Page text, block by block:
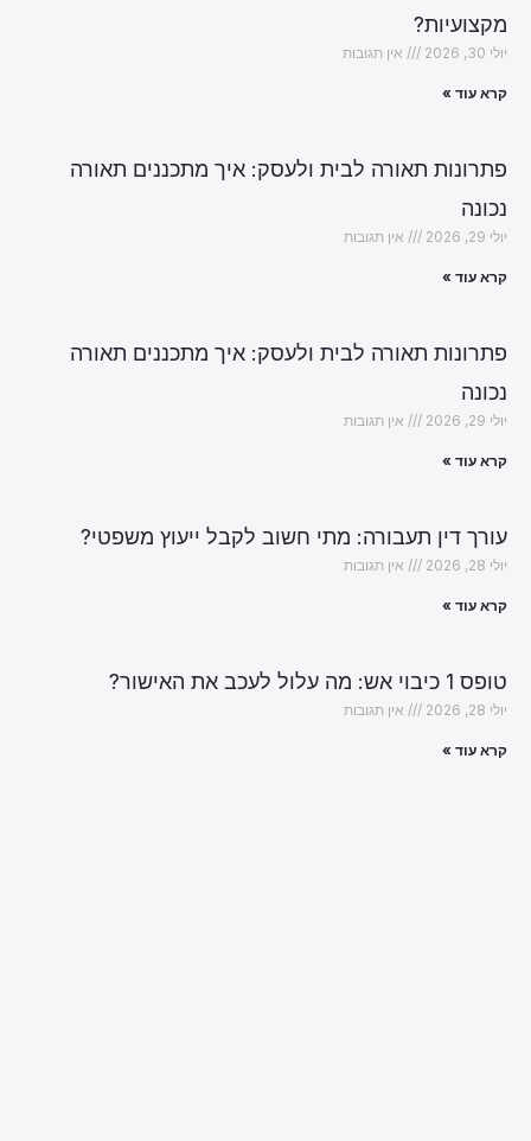
מקצועיות?
יולי 30, 2026 אין תגובות
קרא עוד »
פתרונות תאורה לבית ולעסק: איך מתכננים תאורה
נכונה
יולי 29, 2026 אין תגובות
קרא עוד »
פתרונות תאורה לבית ולעסק: איך מתכננים תאורה
נכונה
יולי 29, 2026 אין תגובות
קרא עוד »
עורך דין תעבורה: מתי חשוב לקבל ייעוץ משפטי?
יולי 28, 2026 אין תגובות
קרא עוד »
טופס 1 כיבוי אש: מה עלול לעכב את האישור?
יולי 28, 2026 אין תגובות
קרא עוד »